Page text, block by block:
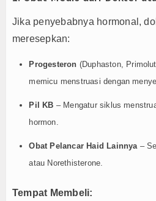
Jika penyebabnya hormonal,
meresepkan:
Progesteron (Duphaston,
memicu menstruasi dengan
Pil KB – Mengatur siklus
hormon.
Obat Pelancar Haid Lainnya–
atau Norethisterone.
Tempat Membeli: